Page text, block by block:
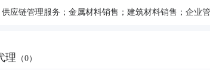
应链管理服务；金属材料销售；建筑材料销售；企业
理 （0）